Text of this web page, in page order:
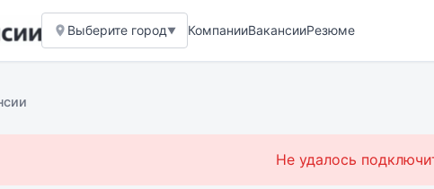
Выберите город▼ КомпанииВакансииРезюме
Не удалось